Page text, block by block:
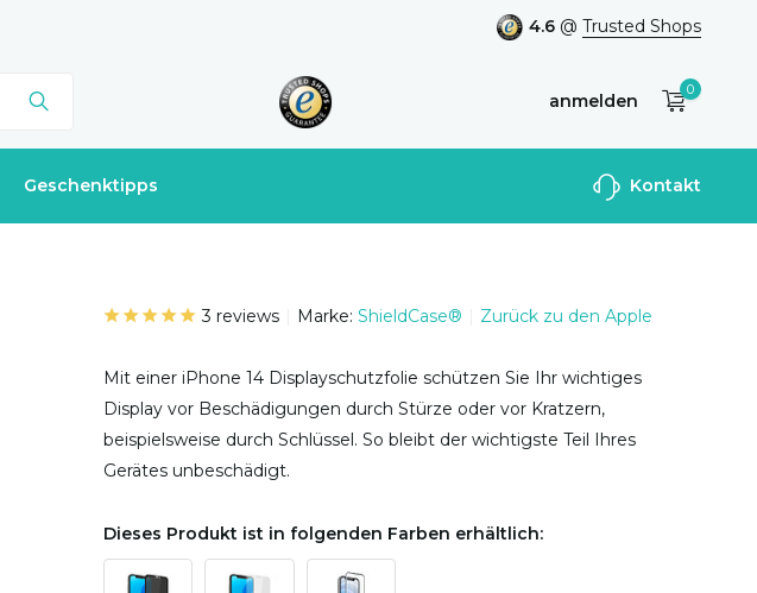
4.6 @ Trusted Shops
anmelden
Benutzerkonto
0
Geschenktipps Kontakt
3 reviews Marke: ShieldCase® Zurück zu den Apple
Mit einer iPhone 14 Displayschutzfolie schützen Sie Ihr wichtiges
Display vor Beschädigungen durch Stürze oder vor Kratzern,
beispielsweise durch Schlüssel. So bleibt der wichtigste Teil Ihres
Gerätes unbeschädigt.
Dieses Produkt ist in folgenden Farben erhältlich: